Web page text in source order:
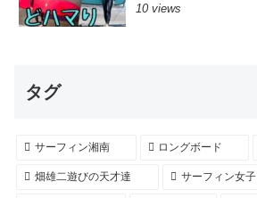
10 views
タグ
サーフィン湘南 ロングボード
畑雄二遊びの天才達 サーフィン女子